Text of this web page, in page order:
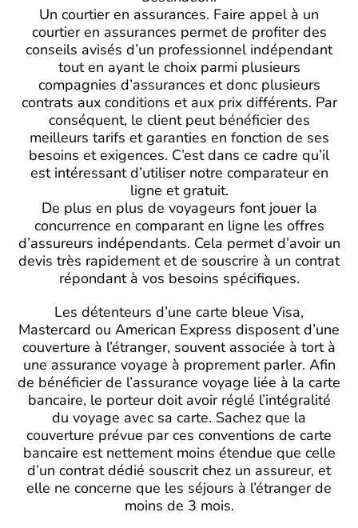
Un courtier en assurances. Faire appel à un
courtier en assurances permet de profiter des
conseils avisés d’un professionnel indépendant
tout en ayant le choix parmi plusieurs
compagnies d’assurances et donc plusieurs
contrats aux conditions et aux prix différents. Par
conséquent, le client peut bénéficier des
meilleurs tarifs et garanties en fonction de ses
besoins et exigences. C’est dans ce cadre qu’il
est intéressant d’utiliser notre comparateur en
ligne et gratuit.
De plus en plus de voyageurs font jouer la
concurrence en comparant en ligne les offres
d’assureurs indépendants. Cela permet d’avoir un
devis très rapidement et de souscrire à un contrat
répondant à vos besoins spécifiques.
Les détenteurs d’une carte bleue Visa,
Mastercard ou American Express disposent d’une
couverture à l’étranger, souvent associée à tort à
une assurance voyage à proprement parler. Afin
de bénéficier de l’assurance voyage liée à la carte
bancaire, le porteur doit avoir réglé l’intégralité
du voyage avec sa carte. Sachez que la
couverture prévue par ces conventions de carte
bancaire est nettement moins étendue que celle
d’un contrat dédié souscrit chez un assureur, et
elle ne concerne que les séjours à l’étranger de
moins de 3 mois.